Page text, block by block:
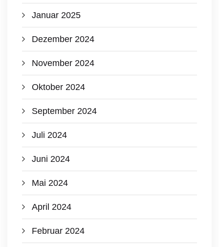
Januar 2025
Dezember 2024
November 2024
Oktober 2024
September 2024
Juli 2024
Juni 2024
Mai 2024
April 2024
Februar 2024